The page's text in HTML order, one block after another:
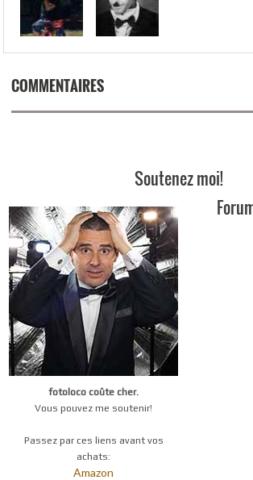
COMMENTAIRES
Soutenez moi!
fotoloco coûte cher.
Vous pouvez me soutenir!
Passez par ces liens avant vos
achats:
Amazon